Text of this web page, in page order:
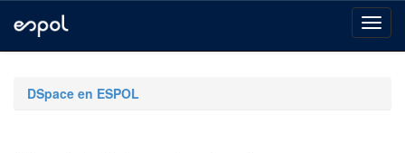
navigationDSpace en ESPOL